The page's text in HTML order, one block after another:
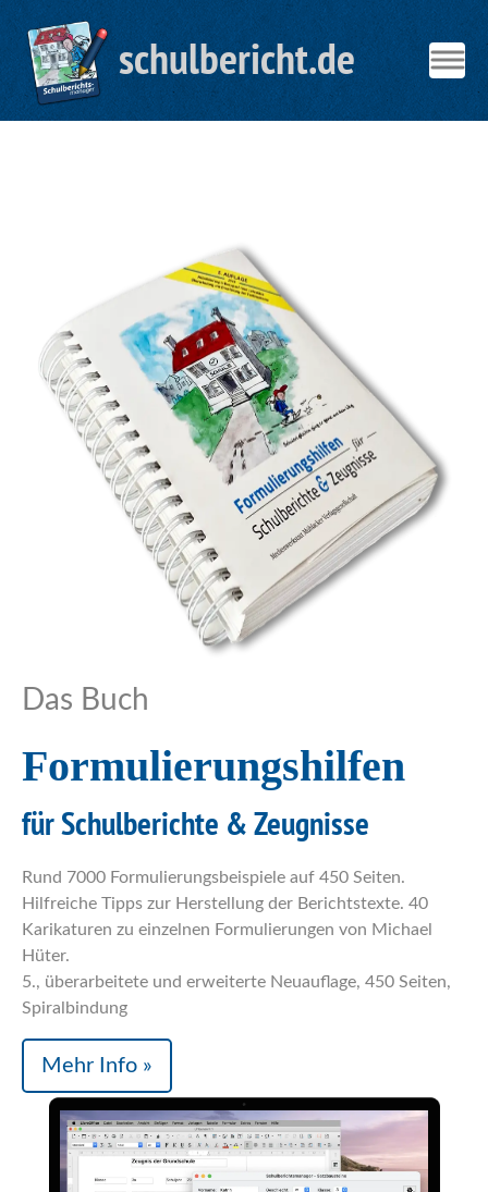
schulbericht.de
Das Buch
Formulierungshilfen
für Schulberichte & Zeugnisse
Rund 7000 Formulierungsbeispiele auf 450 Seiten.
Hilfreiche Tipps zur Herstellung der Berichtstexte. 40
Karikaturen zu einzelnen Formulierungen von Michael
Hüter.
5., überarbeitete und erweiterte Neuauflage, 450 Seiten,
Spiralbindung
Mehr Info »